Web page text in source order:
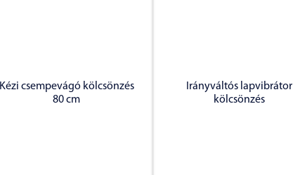
Kézi csempevágó kölcsönzés
80 cm
Irányváltós lapvibrátor
kölcsönzés